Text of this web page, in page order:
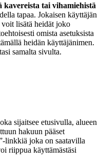
tai vihamiehistä
tapaa. Jokaisen käyttäjän
lisätä heidät joko
omista asetuksista
heidän käyttäjänimen.
samalta sivulta.
sijaitsee etusivulla, alueen
hakuun pääset
linkkiä joka on saatavilla
riippua käyttämästäsi